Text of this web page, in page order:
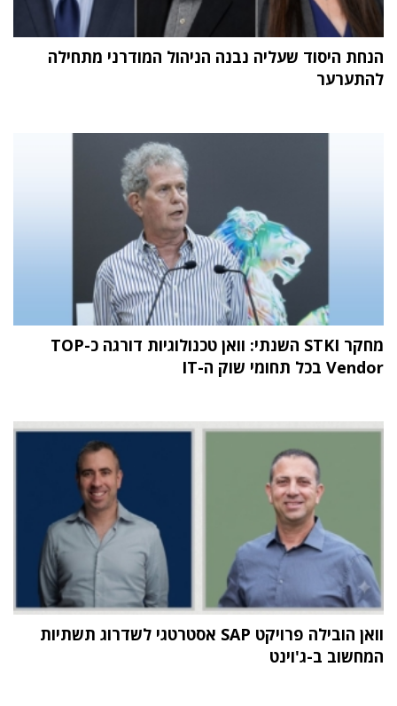
הנחת היסוד שעליה נבנה הניהול המודרני מתחילה
להתערער
מחקר STKI השנתי: וואן טכנולוגיות דורגה כ-TOP
Vendor בכל תחומי שוק ה-IT
וואן הובילה פרויקט SAP אסטרטגי לשדרוג תשתיות
המחשוב ב-ג'וינט